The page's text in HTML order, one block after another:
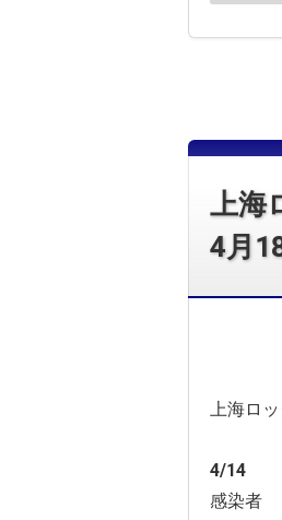
上海
4月
上海ロ
4/14
感染者